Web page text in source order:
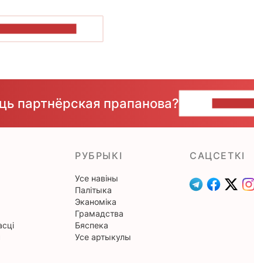
партнёрская прапанова?
РУБРЫКІ
Усе навіны
Палітыка
Эканоміка
Грамадства
Бяспека
Усе артыкулы
САЦСЕТКІ